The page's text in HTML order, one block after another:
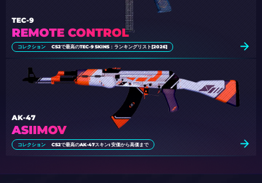
REMOTE CONTROL
TEC-9
コレクション CS2で最高のTEC-9 SKINS：ランキングリスト[2026]
ASIIMOV
AK-47
コレクション CS2で最高のAK-47スキン: 安価から高価まで